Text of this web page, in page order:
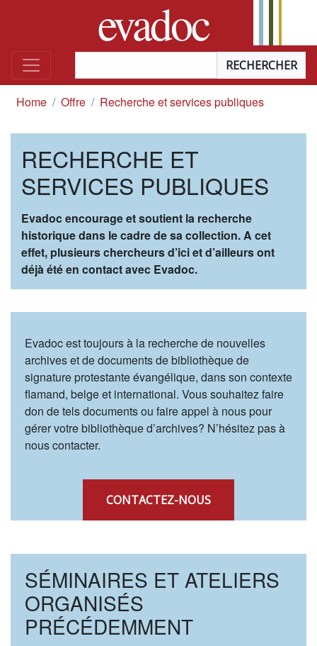
evadoc
Home Offre Recherche et services publiques
RECHERCHE ET
SERVICES PUBLIQUES
Evadoc encourage et soutient la recherche
historique dans le cadre de sa collection. A cet
effet, plusieurs chercheurs d’ici et d’ailleurs ont
déjà été en contact avec Evadoc.
Evadoc est toujours à la recherche de nouvelles
archives et de documents de bibliothèque de
signature protestante évangélique, dans son contexte
flamand, belge et international. Vous souhaitez faire
don de tels documents ou faire appel à nous pour
gérer votre bibliothèque d’archives? N’hésitez pas à
nous contacter.
CONTACTEZ-NOUS
SÉMINAIRES ET ATELIERS
ORGANISÉS
PRÉCÉDEMMENT